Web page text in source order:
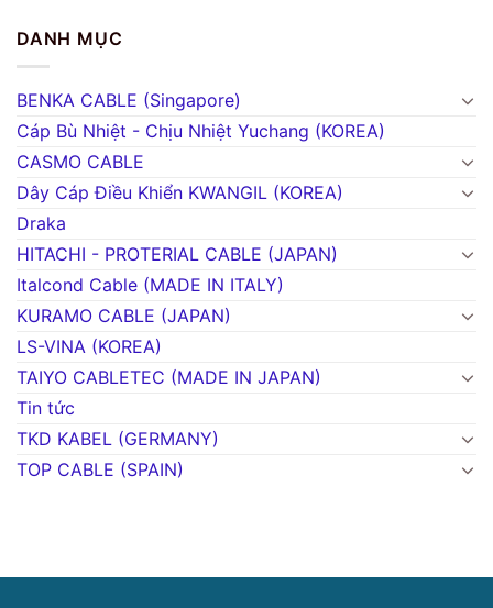
DANH MỤC
BENKA CABLE (Singapore)
Cáp Bù Nhiệt - Chịu Nhiệt Yuchang (KOREA)
CASMO CABLE
Dây Cáp Điều Khiển KWANGIL (KOREA)
Draka
HITACHI - PROTERIAL CABLE (JAPAN)
Italcond Cable (MADE IN ITALY)
KURAMO CABLE (JAPAN)
LS-VINA (KOREA)
TAIYO CABLETEC (MADE IN JAPAN)
Tin tức
TKD KABEL (GERMANY)
TOP CABLE (SPAIN)